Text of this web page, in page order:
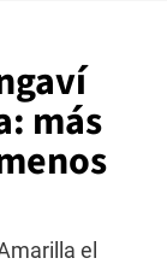
más
el